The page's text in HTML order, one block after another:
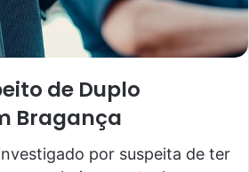
de Duplo
Bragança
por suspeita de ter